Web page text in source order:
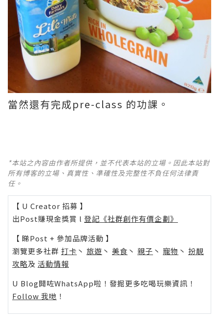
當然還有完成pre-class 的功課。
*本站之內容由作者所提供，並不代表本站的立場。因此本站對
所有博客的立場、真實性、準確性及完整性不負任何法律責
任。
【 U Creator 招募 】
出Post賺現金獎賞 l 登記《社群創作有價企劃》
【 睇Post + 參加品牌活動 】
瀏覽更多社群 打卡 丶 旅遊 丶 美食 丶 親子 丶 寵物 丶 扮靚
攻略及 活動情報
U Blog開咗WhatsApp啦！發掘更多吃喝玩樂資訊！
Follow 我哋 ！